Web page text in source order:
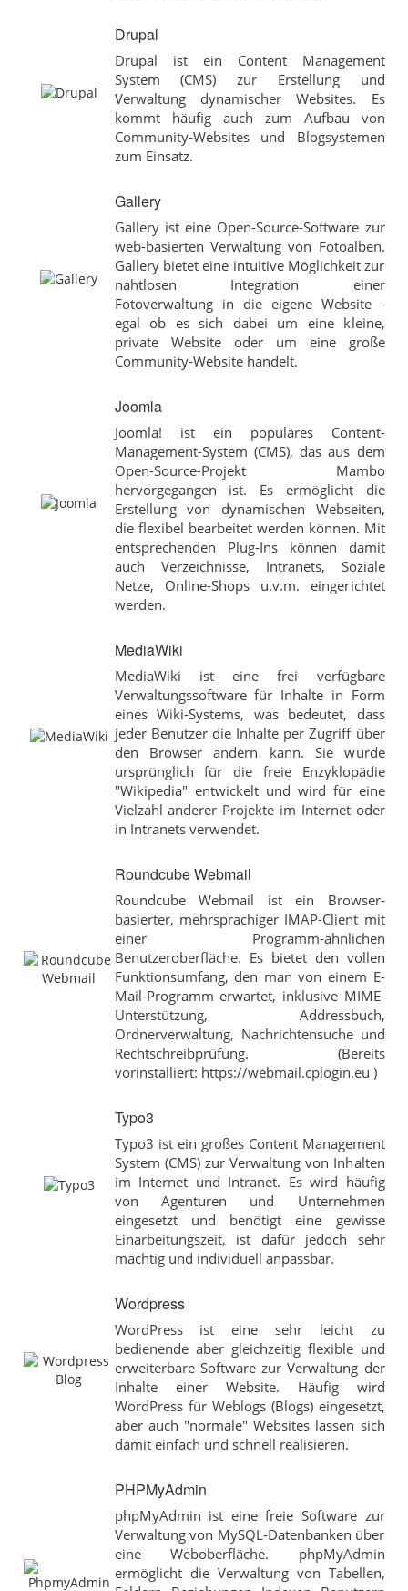
Drupal
Drupal ist ein Content Management
System (CMS) zur Erstellung und
Verwaltung dynamischer Websites. Es
kommt häufig auch zum Aufbau von
Community-Websites und Blogsystemen
zum Einsatz.
Gallery
Gallery ist eine Open-Source-Software zur
web-basierten Verwaltung von Fotoalben.
Gallery bietet eine intuitive Möglichkeit zur
nahtlosen Integration einer
Fotoverwaltung in die eigene Website -
egal ob es sich dabei um eine kleine,
private Website oder um eine große
Community-Website handelt.
Joomla
Joomla! ist ein populäres Content-
Management-System (CMS), das aus dem
Open-Source-Projekt Mambo
hervorgegangen ist. Es ermöglicht die
Erstellung von dynamischen Webseiten,
die flexibel bearbeitet werden können. Mit
entsprechenden Plug-Ins können damit
auch Verzeichnisse, Intranets, Soziale
Netze, Online-Shops u.v.m. eingerichtet
werden.
MediaWiki
MediaWiki ist eine frei verfügbare
Verwaltungssoftware für Inhalte in Form
eines Wiki-Systems, was bedeutet, dass
jeder Benutzer die Inhalte per Zugriff über
den Browser ändern kann. Sie wurde
ursprünglich für die freie Enzyklopädie
"Wikipedia" entwickelt und wird für eine
Vielzahl anderer Projekte im Internet oder
in Intranets verwendet.
Roundcube Webmail
Roundcube Webmail ist ein Browser-
basierter, mehrsprachiger IMAP-Client mit
einer Programm-ähnlichen
Benutzeroberfläche. Es bietet den vollen
Funktionsumfang, den man von einem E-
Mail-Programm erwartet, inklusive MIME-
Unterstützung, Addressbuch,
Ordnerverwaltung, Nachrichtensuche und
Rechtschreibprüfung. (Bereits
vorinstalliert: https://webmail.cplogin.eu )
Typo3
Typo3 ist ein großes Content Management
System (CMS) zur Verwaltung von Inhalten
im Internet und Intranet. Es wird häufig
von Agenturen und Unternehmen
eingesetzt und benötigt eine gewisse
Einarbeitungszeit, ist dafür jedoch sehr
mächtig und individuell anpassbar.
Wordpress
WordPress ist eine sehr leicht zu
bedienende aber gleichzeitig flexible und
erweiterbare Software zur Verwaltung der
Inhalte einer Website. Häufig wird
WordPress für Weblogs (Blogs) eingesetzt,
aber auch "normale" Websites lassen sich
damit einfach und schnell realisieren.
PHPMyAdmin
phpMyAdmin ist eine freie Software zur
Verwaltung von MySQL-Datenbanken über
eine Weboberfläche. phpMyAdmin
ermöglicht die Verwaltung von Tabellen,